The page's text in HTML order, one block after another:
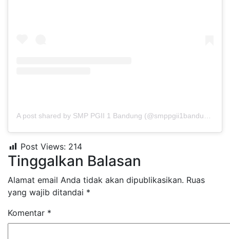
A post shared by SMP PGII 1 Bandung (@smppgii1bandung)
Post Views: 214
Tinggalkan Balasan
Alamat email Anda tidak akan dipublikasikan. Ruas
yang wajib ditandai *
Komentar *